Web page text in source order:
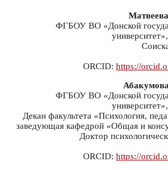
ФГБОУ ВО «Донской
ORCID: https://
ФГБОУ ВО «Донской
Декан факультета «Психология,
заведующая кафедрой «Общая и
Доктор
ORCID: https://